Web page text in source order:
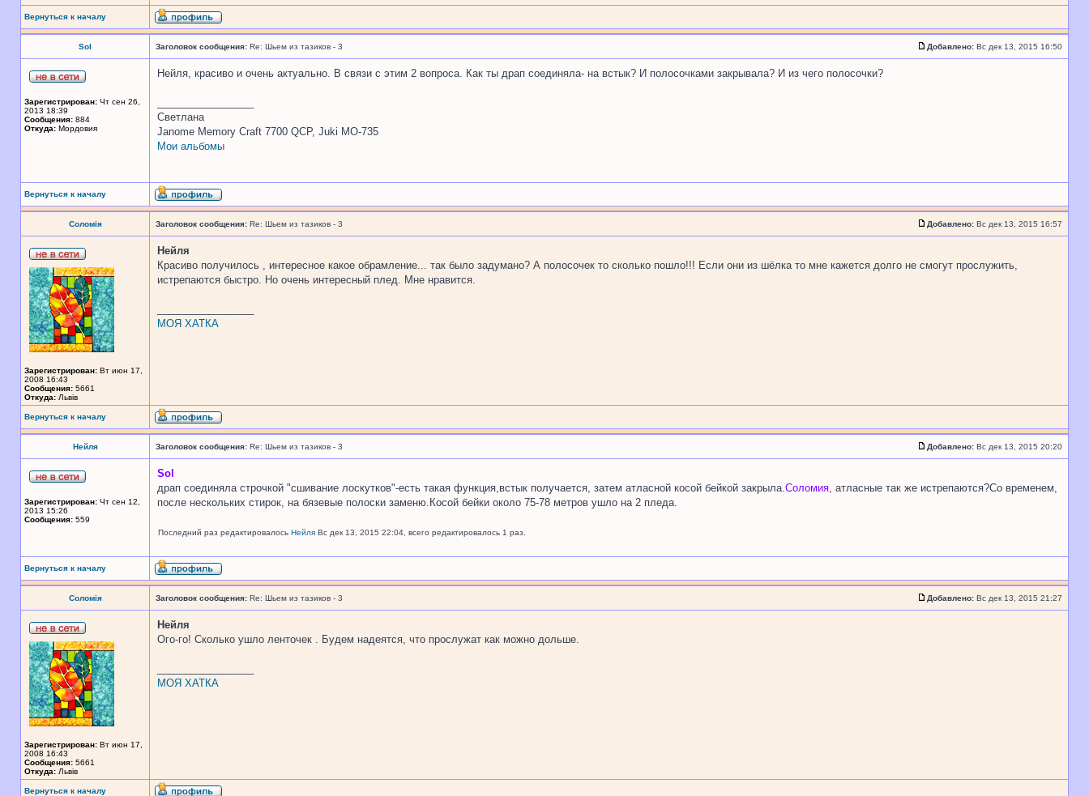
Вернуться к началу
Sol Заголовок сообщения: Re: Шьем из тазиков - 3 Добавлено: Вс дек 13, 2015 16:50
Зарегистрирован: Чт сен 26,
2013 18:39
Сообщения: 884
Откуда: Мордовия
Нейля, красиво и очень актуально. В связи с этим 2 вопроса. Как ты драп соединяла- на встык? И полосочками закрывала? И из чего полосочки?
Светлана
Janome Memory Craft 7700 QCP, Juki MO-735
Мои альбомы
Вернуться к началу
Соломія Заголовок сообщения: Re: Шьем из тазиков - 3 Добавлено: Вс дек 13, 2015 16:57
Зарегистрирован: Вт июн 17,
2008 16:43
Сообщения: 5661
Откуда: Львів
Нейля
Красиво получилось , интересное какое обрамление... так было задумано? А полосочек то сколько пошло!!! Если они из шёлка то мне кажется долго не смогут прослужить,
истрепаются быстро. Но очень интересный плед. Мне нравится.
МОЯ ХАТКА
Вернуться к началу
Нейля Заголовок сообщения: Re: Шьем из тазиков - 3 Добавлено: Вс дек 13, 2015 20:20
Зарегистрирован: Чт сен 12,
2013 15:26
Сообщения: 559
Sol
драп соединяла строчкой "сшивание лоскутков"-есть такая функция,встык получается, затем атласной косой бейкой закрыла.Соломия, атласные так же истрепаются?Со временем,
после нескольких стирок, на бязевые полоски заменю.Косой бейки около 75-78 метров ушло на 2 пледа.
Последний раз редактировалось Нейля Вс дек 13, 2015 22:04, всего редактировалось 1 раз.
Вернуться к началу
Соломія Заголовок сообщения: Re: Шьем из тазиков - 3 Добавлено: Вс дек 13, 2015 21:27
Зарегистрирован: Вт июн 17,
2008 16:43
Сообщения: 5661
Откуда: Львів
Нейля
Ого-го! Сколько ушло ленточек . Будем надеятся, что прослужат как можно дольше.
МОЯ ХАТКА
Вернуться к началу